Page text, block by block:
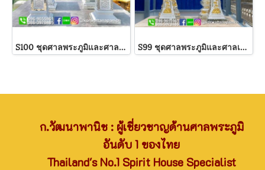
S100 ชุดศาลพระภูมิและศาลเจ้าที่ S99 ชุดศาลพระภูมิและศาลเจ้าที่
ก.วัฒนาพานิช : ผู้เชี่ยวชาญด้านศาลพระภูมิ
อันดับ 1 ของไทย
Thailand's No.1 Spirit House Specialist